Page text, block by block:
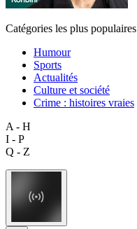
Catégories les plus populaires
Humour
Sports
Actualités
Culture et société
Crime : histoires vraies
A - H
I - P
Q - Z